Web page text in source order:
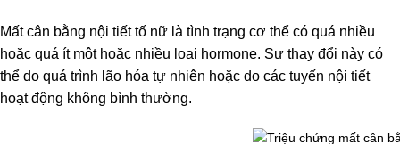
Mất cân bằng nội tiết tố nữ là tình trạng cơ thể có quá nhiều
hoặc quá ít một hoặc nhiều loại hormone. Sự thay đổi này có
thể do quá trình lão hóa tự nhiên hoặc do các tuyến nội tiết
hoạt động không bình thường.